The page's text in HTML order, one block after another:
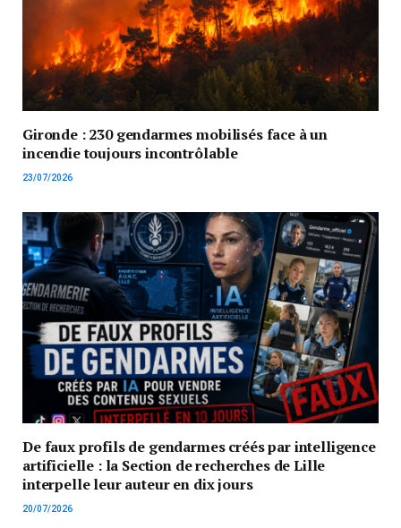
Gironde : 230 gendarmes mobilisés face à un
incendie toujours incontrôlable
23/07/2026
De faux profils de gendarmes créés par intelligence
artificielle : la Section de recherches de Lille
interpelle leur auteur en dix jours
20/07/2026